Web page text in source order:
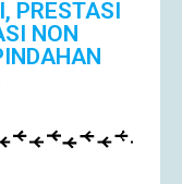
PRESTASI
NON